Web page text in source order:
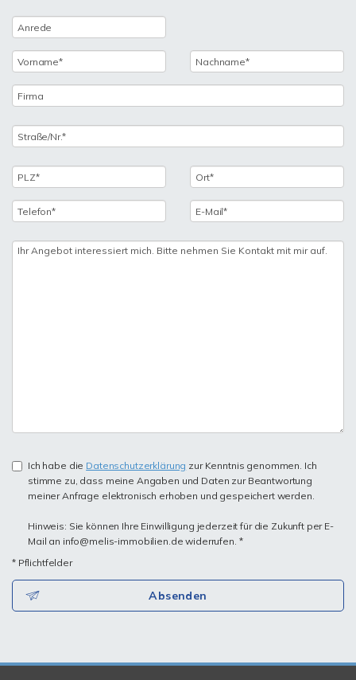
Ich habe die Datenschutzerklärung zur Kenntnis genommen. Ich
stimme zu, dass meine Angaben und Daten zur Beantwortung
meiner Anfrage elektronisch erhoben und gespeichert werden.
Hinweis: Sie können Ihre Einwilligung jederzeit für die Zukunft per E-
Mail an info@melis-immobilien.de widerrufen. *
* Pflichtfelder
Absenden